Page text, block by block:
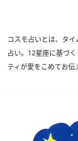
コスモ占いとは、タ
占い。12星座に基づ
ティが愛をこめてお伝